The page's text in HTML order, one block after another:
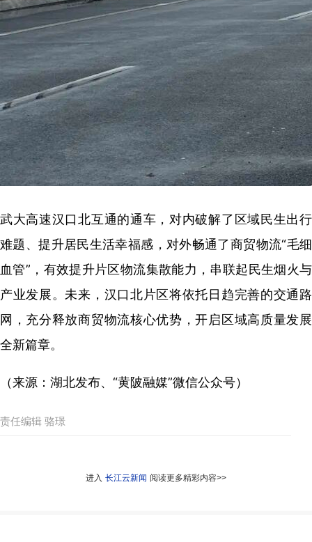
武大高速汉口北互通的通车，对内破解了区域民生出行
难题、提升居民生活幸福感，对外畅通了商贸物流“毛细
血管”，有效提升片区物流集散能力，串联起民生烟火与
产业发展。未来，汉口北片区将依托日趋完善的交通路
网，充分释放商贸物流核心优势，开启区域高质量发展
全新篇章。
（来源：湖北发布、“黄陂融媒”微信公众号）
责任编辑 骆璟
进入 长江云新闻 阅读更多精彩内容>>